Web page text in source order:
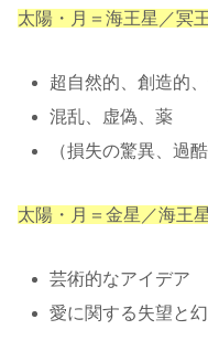
太陽・月＝海王星／冥
超自然的、創造的
混乱、虚偽、薬
（損失の驚異、過
太陽・月＝金星／海王星
芸術的なアイデア
愛に関する失望と